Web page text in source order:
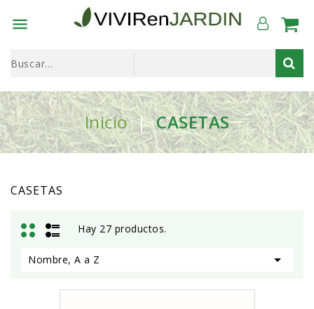

Inicio CASETAS
CASETAS
Hay 27 productos.
Nombre, A a Z 